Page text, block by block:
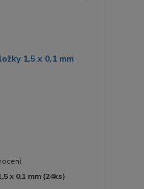
x 0,1 mm (24ks)